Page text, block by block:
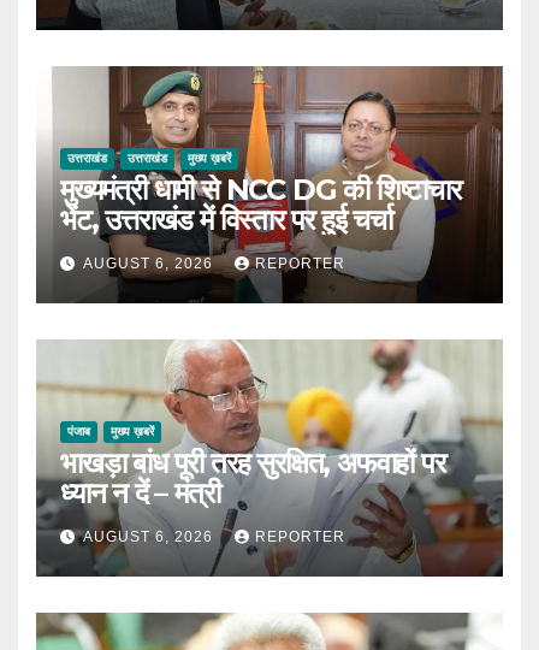
उत्तराखंड उत्तराखंड मुख्य ख़बरें
मुख्यमंत्री धामी से NCC DG की शिष्टाचार
भेंट, उत्तराखंड में विस्तार पर हुई चर्चा
AUGUST 6, 2026 REPORTER
पंजाब मुख्य ख़बरें
भाखड़ा बांध पूरी तरह सुरक्षित, अफवाहों पर
ध्यान न दें – मंत्री
AUGUST 6, 2026 REPORTER